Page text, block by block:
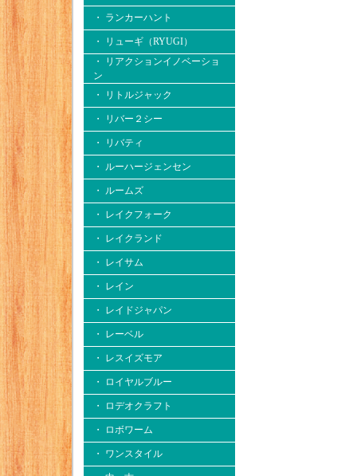
・ ランカーハント
・ リューギ（RYUGI）
・ リアクションイノベーショ
ン
・ リトルジャック
・ リバー２シー
・ リバティ
・ ルーハージェンセン
・ ルームズ
・ レイクフォーク
・ レイクランド
・ レイサム
・ レイン
・ レイドジャパン
・ レーベル
・ レスイズモア
・ ロイヤルブルー
・ ロデオクラフト
・ ロボワーム
・ ワンスタイル